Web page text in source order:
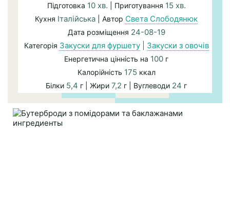
Підготовка 10 хв. | Приготування 15 хв.
Кухня Італійська | Автор Света Слободянюк
Дата розміщення 24-08-19
Категорія Закуски для фуршету| Закуски з овочів
Енергетична цінність на 100 г
Калорійність 175 ккал
Білки 5,4 г | Жири 7,2 г | Вуглеводи 24 г